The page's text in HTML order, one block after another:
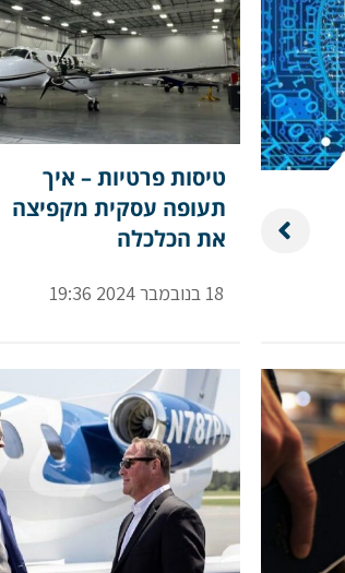
טיסות פרטיות – איך
תעופה עסקית מקפיצה
את הכלכלה
18 בנובמבר 2024 19:36